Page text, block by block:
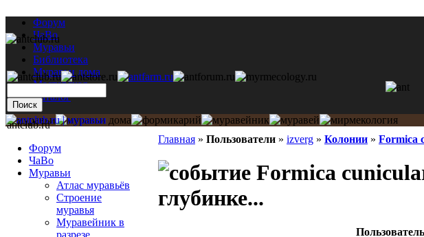
Форум
ЧаВо
Муравьи
Библиотека
Муравьи дома
Мастерская
Каталог
Главная » Пользователи » izverg » Колонии » Formica
Formica
глубинке...
antclub.ru
Форум
ЧаВо
Муравьи
Атлас муравьёв
Строение
муравья
Муравейник в
разрезе